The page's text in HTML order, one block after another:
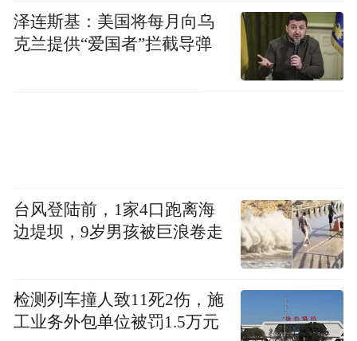
泽连斯基：美国将每月向乌
克兰提供“爱国者”拦截导弹
台风登陆前，1家4口跑离海
边堤坝，9岁男孩被巨浪卷走
检测列车撞人致11死2伤，施
工业务外包单位被罚1.5万元